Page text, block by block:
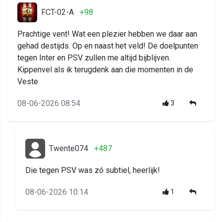
FCT-02-A +98
Prachtige vent! Wat een plezier hebben we daar aan
gehad destijds. Op en naast het veld! De doelpunten
tegen Inter en PSV zullen me altijd bijblijven.
Kippenvel als ik terugdenk aan die momenten in de
Veste
08-06-2026 08:54 3
Twente074 +487
Die tegen PSV was zó subtiel, heerlijk!
08-06-2026 10:14 1